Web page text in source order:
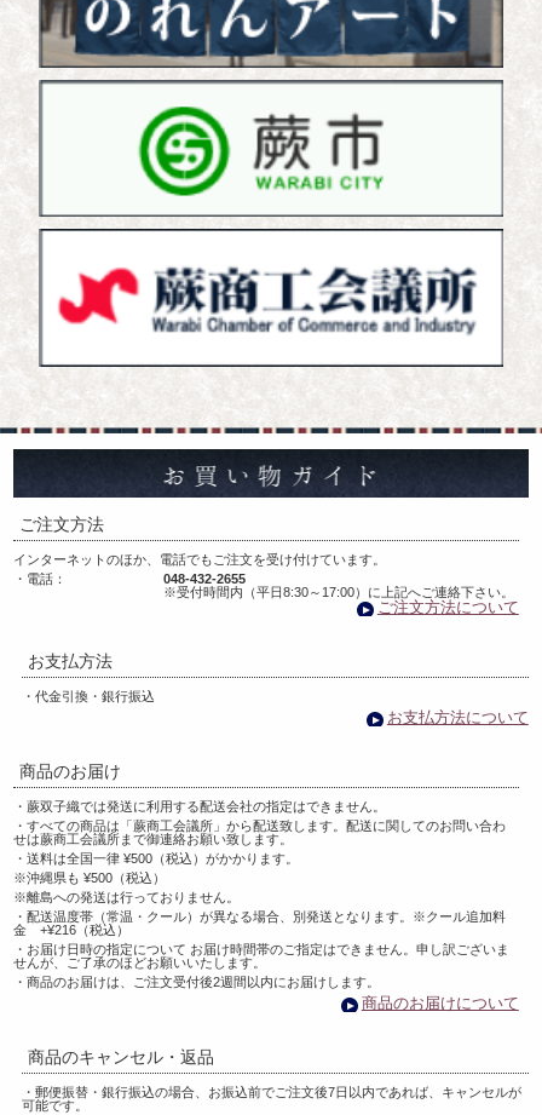
ご注文方法
インターネットのほか、電話でもご注文を受け付けています。
・電話：
048-432-2655
※受付時間内（平日8:30～17:00）に上記へご連絡下さい。
ご注文方法について
お支払方法
・代金引換・銀行振込
お支払方法について
商品のお届け
・蕨双子織では発送に利用する配送会社の指定はできません。
・すべての商品は「蕨商工会議所」から配送致します。配送に関してのお問い合わ
せは蕨商工会議所まで御連絡お願い致します。
・送料は全国一律 ¥500（税込）がかかります。
※沖縄県も ¥500（税込）
※離島への発送は行っておりません。
・配送温度帯（常温・クール）が異なる場合、別発送となります。※クール追加料
金 +¥216（税込）
・お届け日時の指定について お届け時間帯のご指定はできません。申し訳ございま
せんが、ご了承のほどお願いいたします。
・商品のお届けは、ご注文受付後2週間以内にお届けします。
商品のお届けについて
商品のキャンセル・返品
・郵便振替・銀行振込の場合、お振込前でご注文後7日以内であれば、キャンセルが
可能です。